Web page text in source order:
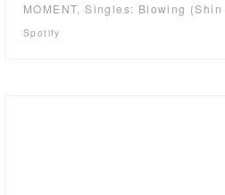
MOMENT, Singles: Blowing (Shin
Spotify